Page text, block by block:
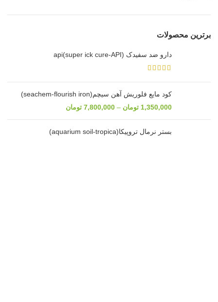
برترین محصولات
دارو ضد سفیدک api(super ick cure-API)
کود مایع فلوریش آهن سیچم(seachem-flourish iron)
1,350,000 تومان –
7,800,000 تومان
بستر نرمال تروپیکا(aquarium soil-tropica)